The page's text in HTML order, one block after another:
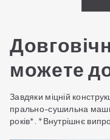
можете
Завдяки міцній
прально-сушильна
років*. *Внутрішнє